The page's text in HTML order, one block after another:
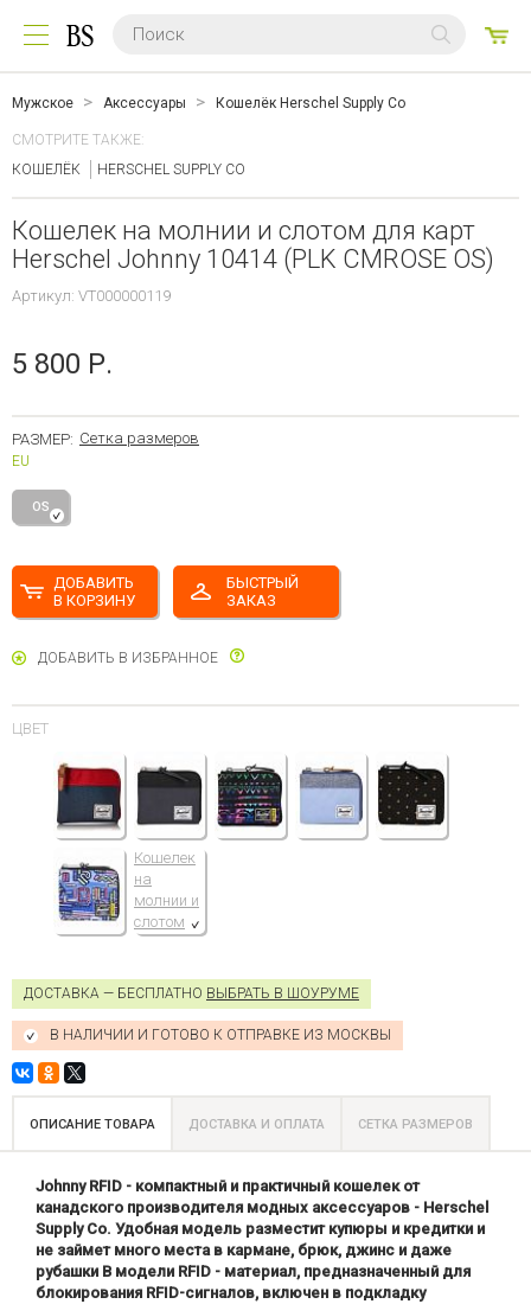
Мужское Аксессуары Кошелёк Herschel Supply Co
СМОТРИТЕ ТАКЖЕ:
КОШЕЛЁК
HERSCHEL SUPPLY CO
Кошелек на молнии и слотом для карт
Herschel Johnny 10414 (PLK CMROSE OS)
Артикул: VT000000119
5 800 Р.
РАЗМЕР: Сетка размеров
EU
OS
ДОБАВИТЬ
В КОРЗИНУ
БЫСТРЫЙ
ЗАКАЗ
ДОБАВИТЬ В ИЗБРАННОЕ
ЦВЕТ
Кошелек
на
молнии и
слотом
Johnny
10414
(PLK
CMROSE
ДОСТАВКА — БЕСПЛАТНО ВЫБРАТЬ В ШОУРУМЕ
В НАЛИЧИИ И ГОТОВО К ОТПРАВКЕ ИЗ МОСКВЫ
ОПИСАНИЕ ТОВАРА ДОСТАВКА И ОПЛАТА СЕТКА РАЗМЕРОВ
Johnny RFID - компактный и практичный кошелек от
канадского производителя модных аксессуаров - Herschel
Supply Co. Удобная модель разместит купюры и кредитки и
не займет много места в кармане, брюк, джинс и даже
рубашки В модели RFID - материал, предназначенный для
блокирования RFID-сигналов, включен в подкладку